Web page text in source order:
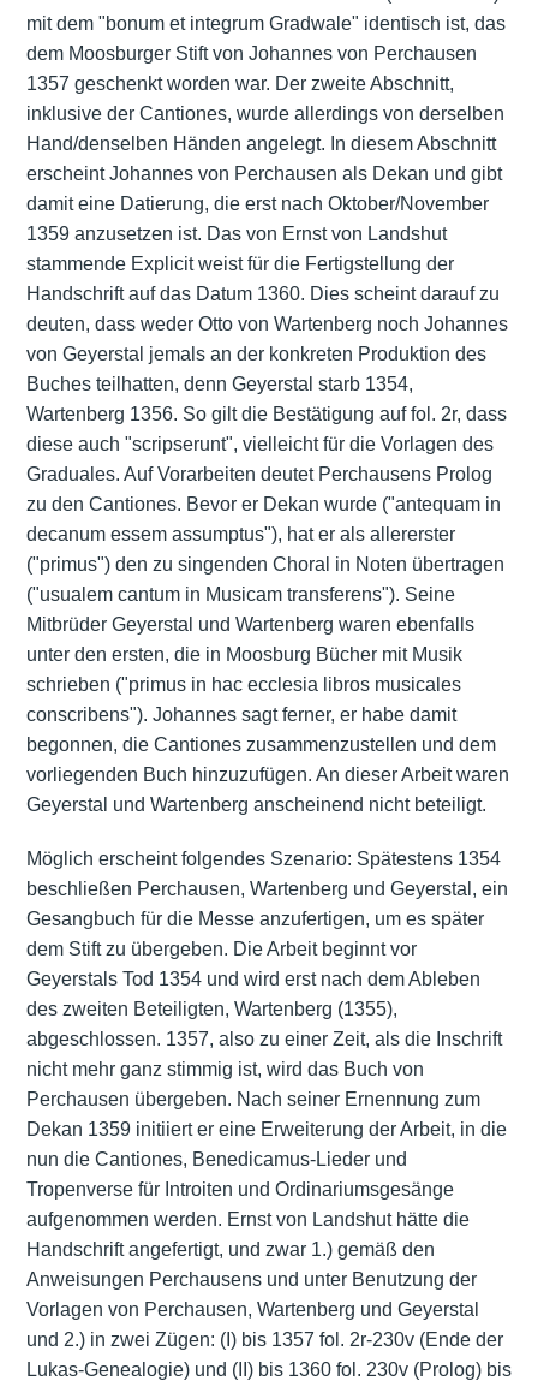
mit dem "bonum et integrum Gradwale" identisch ist, das
dem Moosburger Stift von Johannes von Perchausen
1357 geschenkt worden war. Der zweite Abschnitt,
inklusive der Cantiones, wurde allerdings von derselben
Hand/denselben Händen angelegt. In diesem Abschnitt
erscheint Johannes von Perchausen als Dekan und gibt
damit eine Datierung, die erst nach Oktober/November
1359 anzusetzen ist. Das von Ernst von Landshut
stammende Explicit weist für die Fertigstellung der
Handschrift auf das Datum 1360. Dies scheint darauf zu
deuten, dass weder Otto von Wartenberg noch Johannes
von Geyerstal jemals an der konkreten Produktion des
Buches teilhatten, denn Geyerstal starb 1354,
Wartenberg 1356. So gilt die Bestätigung auf fol. 2r, dass
diese auch "scripserunt", vielleicht für die Vorlagen des
Graduales. Auf Vorarbeiten deutet Perchausens Prolog
zu den Cantiones. Bevor er Dekan wurde ("antequam in
decanum essem assumptus"), hat er als allererster
("primus") den zu singenden Choral in Noten übertragen
("usualem cantum in Musicam transferens"). Seine
Mitbrüder Geyerstal und Wartenberg waren ebenfalls
unter den ersten, die in Moosburg Bücher mit Musik
schrieben ("primus in hac ecclesia libros musicales
conscribens"). Johannes sagt ferner, er habe damit
begonnen, die Cantiones zusammenzustellen und dem
vorliegenden Buch hinzuzufügen. An dieser Arbeit waren
Geyerstal und Wartenberg anscheinend nicht beteiligt.
Möglich erscheint folgendes Szenario: Spätestens 1354
beschließen Perchausen, Wartenberg und Geyerstal, ein
Gesangbuch für die Messe anzufertigen, um es später
dem Stift zu übergeben. Die Arbeit beginnt vor
Geyerstals Tod 1354 und wird erst nach dem Ableben
des zweiten Beteiligten, Wartenberg (1355),
abgeschlossen. 1357, also zu einer Zeit, als die Inschrift
nicht mehr ganz stimmig ist, wird das Buch von
Perchausen übergeben. Nach seiner Ernennung zum
Dekan 1359 initiiert er eine Erweiterung der Arbeit, in die
nun die Cantiones, Benedicamus-Lieder und
Tropenverse für Introiten und Ordinariumsgesänge
aufgenommen werden. Ernst von Landshut hätte die
Handschrift angefertigt, und zwar 1.) gemäß den
Anweisungen Perchausens und unter Benutzung der
Vorlagen von Perchausen, Wartenberg und Geyerstal
und 2.) in zwei Zügen: (I) bis 1357 fol. 2r-230v (Ende der
Lukas-Genealogie) und (II) bis 1360 fol. 230v (Prolog) bis